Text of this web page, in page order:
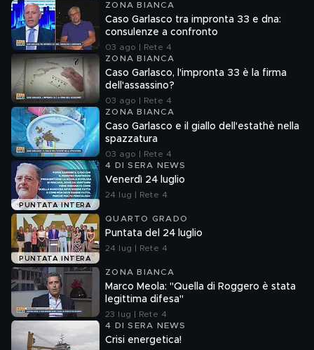
ZONA BIANCA
Caso Garlasco tra impronta 33 e dna:
consulenze a confronto
03 ago | Rete 4
ZONA BIANCA
Caso Garlasco, l'impronta 33 è la firma
dell'assassino?
03 ago | Rete 4
ZONA BIANCA
Caso Garlasco e il giallo dell'estathè nella
spazzatura
03 ago | Rete 4
PUNTATA INTERA
4 DI SERA NEWS
Venerdì 24 luglio
24 lug | Rete 4
PUNTATA INTERA
QUARTO GRADO
Puntata del 24 luglio
24 lug | Rete 4
ZONA BIANCA
Marco Meola: "Quella di Roggero è stata
legittima difesa"
23 lug | Rete 4
4 DI SERA NEWS
Crisi energetica!